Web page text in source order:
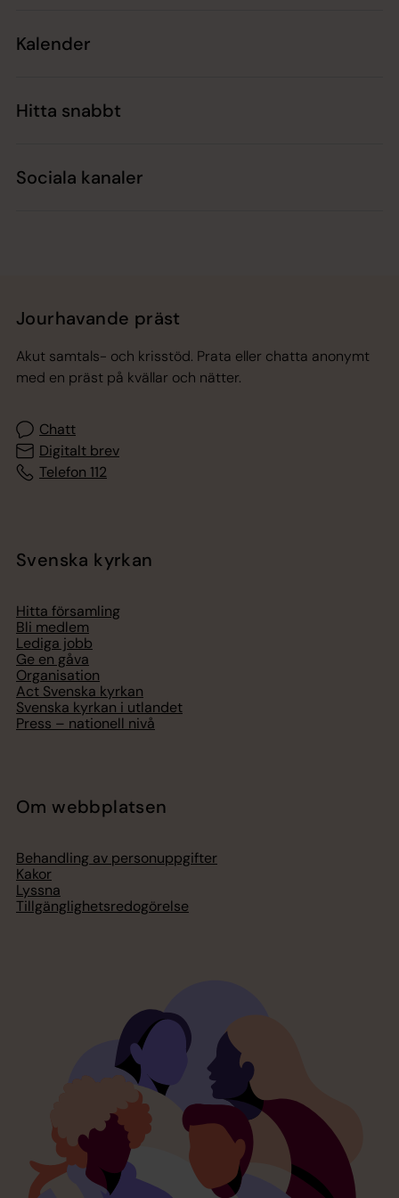
Kalender
Hitta snabbt
Sociala kanaler
Jourhavande präst
Akut samtals- och krisstöd. Prata eller chatta anonymt
med en präst på kvällar och nätter.
Chatt
Digitalt brev
Telefon 112
Svenska kyrkan
Hitta församling
Bli medlem
Lediga jobb
Ge en gåva
Organisation
Act Svenska kyrkan
Svenska kyrkan i utlandet
Press – nationell nivå
Om webbplatsen
Behandling av personuppgifter
Kakor
Lyssna
Tillgänglighetsredogörelse